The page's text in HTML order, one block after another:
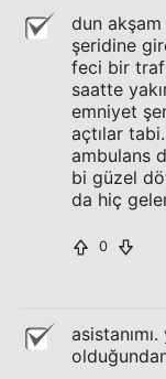
dun akşam
şeridine
feci bir
saatte
emniyet
açtılar
ambulans
bi güzel
da hiç
0